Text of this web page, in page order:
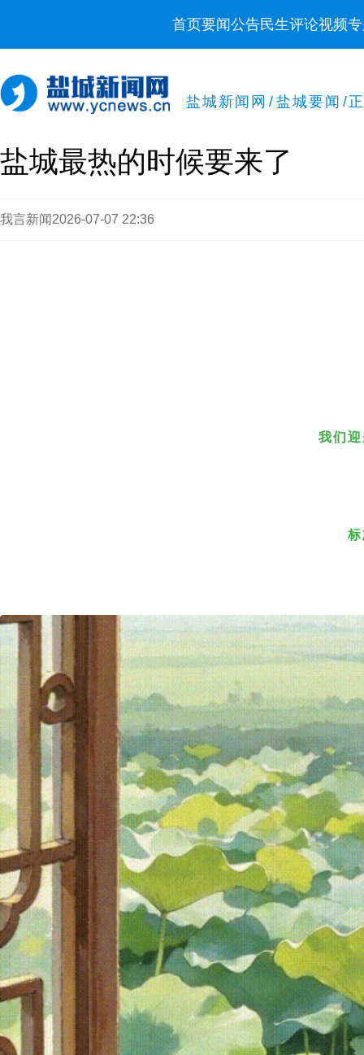
首页要闻公告民生评论视频
盐城新闻网 / 盐城要闻 /
盐城最热的时候要来了
我言新闻 2026-07-07 22:36
我们